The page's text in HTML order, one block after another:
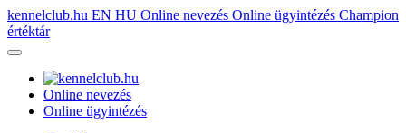
kennelclub.hu EN HU Online nevezés Online ügyintézés Champion
értéktár
Online nevezés
Online ügyintézés